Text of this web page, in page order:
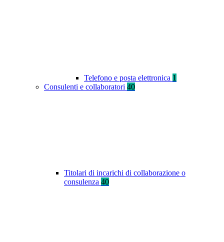
Telefono e posta elettronica 1
Consulenti e collaboratori 40
Titolari di incarichi di collaborazione o
consulenza 40